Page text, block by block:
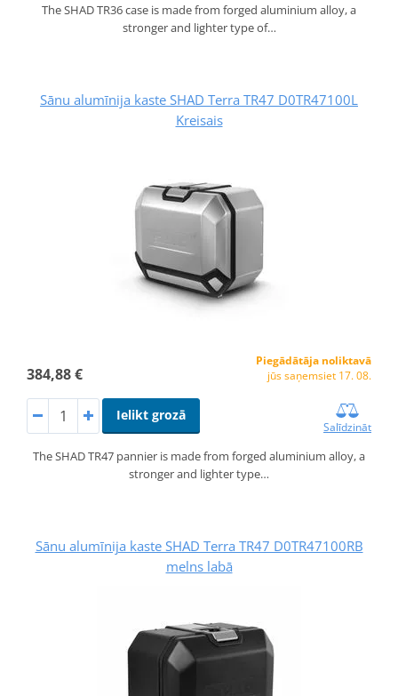
The SHAD TR36 case is made from forged aluminium alloy, a
stronger and lighter type of…
Sānu alumīnija kaste SHAD Terra TR47 D0TR47100L
Kreisais
384,88 €
Piegādātāja noliktavā
jūs saņemsiet 17. 08.
Ielikt grozā
Salīdzināt
The SHAD TR47 pannier is made from forged aluminium alloy, a
stronger and lighter type…
Sānu alumīnija kaste SHAD Terra TR47 D0TR47100RB
melns labā